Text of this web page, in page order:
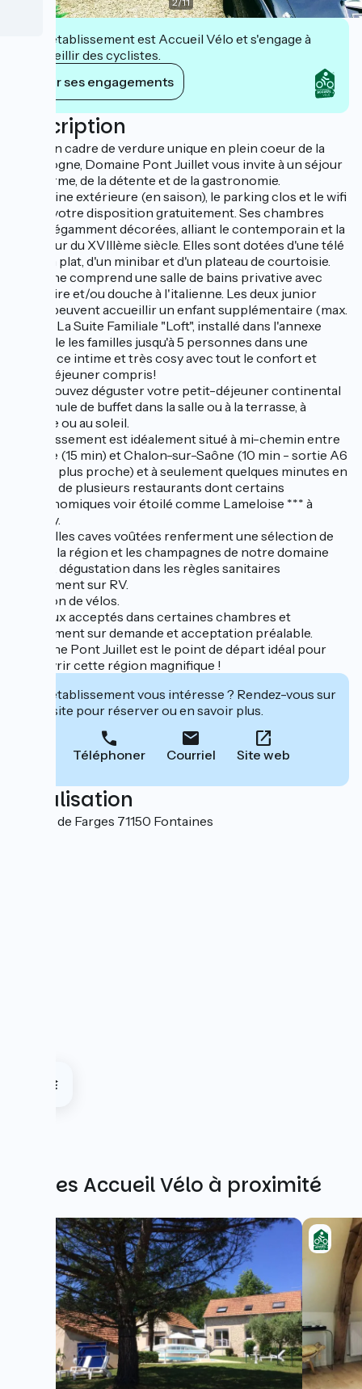
Cet établissement est Accueil Vélo et s'engage à
accueillir des cyclistes.
Voir ses engagements
Description
Dans un cadre de verdure unique en plein coeur de la
Bourgogne, Domaine Pont Juillet vous invite à un séjour
de charme, de la détente et de la gastronomie.
La piscine extérieure (en saison), le parking clos et le wifi
sont à votre disposition gratuitement. Ses chambres
sont élégamment décorées, alliant le contemporain et la
grandeur du XVIIIème siècle. Elles sont dotées d'une télé
à écran plat, d'un minibar et d'un plateau de courtoisie.
Chacune comprend une salle de bains privative avec
baignoire et/ou douche à l'italienne. Les deux junior
suites peuvent accueillir un enfant supplémentaire (max.
15 ans). La Suite Familiale "Loft", installé dans l'annexe
accueille les familles jusqu'à 5 personnes dans une
ambiance intime et très cosy avec tout le confort et
petit-déjeuner compris!
Vous pouvez déguster votre petit-déjeuner continental
en formule de buffet dans la salle ou à la terrasse, à
l'ombre ou au soleil.
L'établissement est idéalement situé à mi-chemin entre
Beaune (15 min) et Chalon-sur-Saône (10 min - sortie A6
n° 25 la plus proche) et à seulement quelques minutes en
voiture de plusieurs restaurants dont certains
gastronomiques voir étoilé comme Lameloise *** à
Chagny.
Nos belles caves voûtées renferment une sélection de
vins de la région et les champagnes de notre domaine
familial, dégustation dans les règles sanitaires
uniquement sur RV.
Location de vélos.
Animaux acceptés dans certaines chambres et
uniquement sur demande et acceptation préalable.
Domaine Pont Juillet est le point de départ idéal pour
découvrir cette région magnifique !
Cet établissement vous intéresse ? Rendez-vous sur
leur site pour réserver ou en savoir plus.
Téléphoner Courriel Site web
Localisation
1, route de Farges 71150 Fontaines
Autres Accueil Vélo à proximité